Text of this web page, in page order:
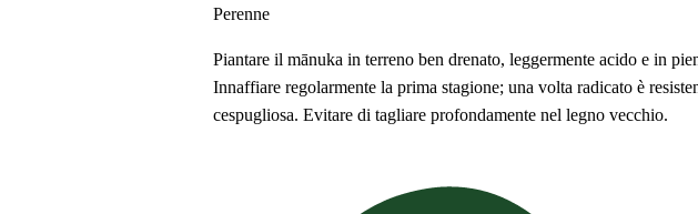
Perenne
Piantare il mānuka in terreno ben drenato, leggermente acido e in
Innaffiare regolarmente la prima stagione; una volta radicato è
cespugliosa. Evitare di tagliare profondamente nel legno vecchio.